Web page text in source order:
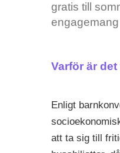
gratis till
Varför är
Enligt
att ta sig till